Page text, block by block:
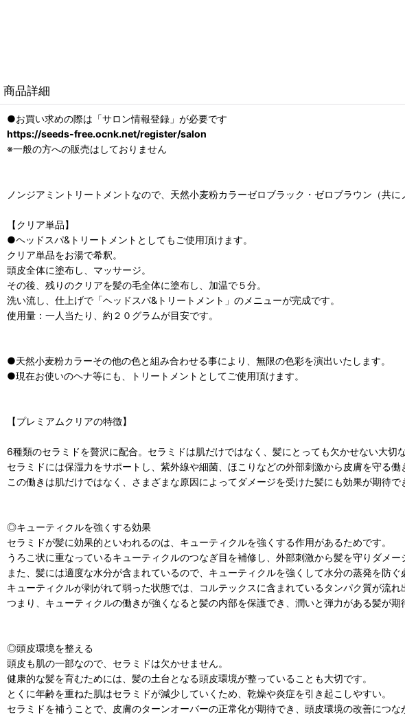
商品詳細
●お買い求めの際は「サロン情報登録」が必要です
https://seeds-free.ocnk.net/register/salon
※一般の方への販売はしておりません
ノンジアミントリートメントなので、天然小麦粉カラーゼロブラック・ゼロブラウン（共
【クリア単品】
●ヘッドスパ&トリートメントとしてもご使用頂けます。
クリア単品をお湯で希釈。
頭皮全体に塗布し、マッサージ。
その後、残りのクリアを髪の毛全体に塗布し、加温で５分。
洗い流し、仕上げで「ヘッドスパ&トリートメント」のメニューが完成です。
使用量：一人当たり、約２０グラムが目安です。
●天然小麦粉カラーその他の色と組み合わせる事により、無限の色彩を演出いたします。
●現在お使いのヘナ等にも、トリートメントとしてご使用頂けます。
【プレミアムクリアの特徴】
6種類のセラミドを贅沢に配合。セラミドは肌だけではなく、髪にとっても欠かせない大切
セラミドには保湿力をサポートし、紫外線や細菌、ほこりなどの外部刺激から皮膚を守る働
この働きは肌だけではなく、さまざまな原因によってダメージを受けた髪にも効果が期待で
◎キューティクルを強くする効果
セラミドが髪に効果的といわれるのは、キューティクルを強くする作用があるためです。
うろこ状に重なっているキューティクルのつなぎ目を補修し、外部刺激から髪を守りダメー
また、髪には適度な水分が含まれているので、キューティクルを強くして水分の蒸発を防ぐ
キューティクルが剥がれて弱った状態では、コルテックスに含まれているタンパク質が流れ
つまり、キューティクルの働きが強くなると髪の内部を保護でき、潤いと弾力がある髪が期
◎頭皮環境を整える
頭皮も肌の一部なので、セラミドは欠かせません。
健康的な髪を育むためには、髪の土台となる頭皮環境が整っていることも大切です。
とくに年齢を重ねた肌はセラミドが減少していくため、乾燥や炎症を引き起こしやすい。
セラミドを補うことで、皮膚のターンオーバーの正常化が期待でき、頭皮環境の改善につな